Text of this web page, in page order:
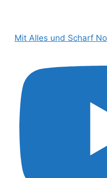
Mit Alles und Scharf